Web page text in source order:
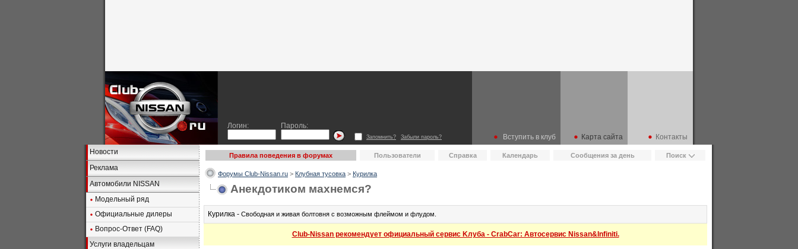
Логин: Пароль:
Запомнить? Забыли пароль? Вступить в клуб Карта сайта
Контакты
Новости
Реклама
Автомобили NISSAN
Модельный ряд
Официальные дилеры
Вопрос-Ответ (FAQ)
Услуги владельцам
Правила поведения в форумах Пользователи Справка Календарь Сообщения за день Поиск
Форумы Club-Nissan.ru > Клубная тусовка > Курилка
Анекдотиком махнемся?
Курилка - Свободная и живая болтовня с возможным флеймом и флудом.
Club-Nissan рекомендует официальный сервис Kлуба - CrabCar: Автосервис Nissan&Infiniti.